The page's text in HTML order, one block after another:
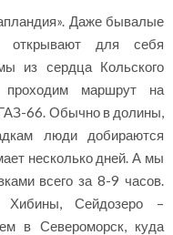
Даже бывалые
открывают для себя
из сердца Кольского
проходим маршрут на
66. Обычно в долины,
люди добираются
несколько дней. А мы
всего за 8-9 часов.
Хибины, Сейдозеро –
в Североморск, куда